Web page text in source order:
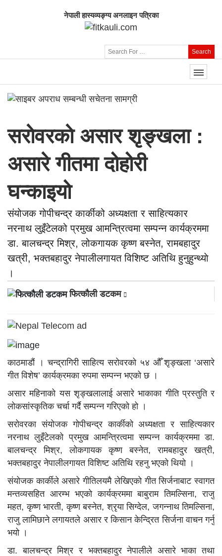
नेपाली हास्यव्यङ्ग्य अनलाइन पत्रिका
Search
सराेवरकाे असार शृङ्खला :
असारे गीतमा दोहोरी
घन्काइयो
संयोजक गोपीचन्द्र कार्कीको अध्यक्षता र साहित्यकार
नरनाथ लुइँटेलको प्रमुख आमन्त्रित्वमा सम्पन्न कार्यक्रममा
डा. बालचन्द्र मिश्र, लोकगायक कृष्ण बस्नेत, रामबहादुर
खत्री, भक्तबहादुर नेपालीलगायत विशिष्ट अतिथि हुनुहुन्थ्याे
।
फित्काैली डटकम
काठमाडौं । चन्द्रागिरी साहित्य सरोवरको ५४ औँ शृङ्खला ‘असारे
गीत विशेष’ कार्यक्रमका रुपमा सम्पन्न भएको छ ।
असार महिनाको यस शृङ्खलालाई असारे भाकाका गीति प्रस्तुति र
लोकसांस्कृतिक चर्चा गर्दै सम्पन्न गरिएको हो ।
सरोवरका संयोजक गोपीचन्द्र कार्कीको अध्यक्षता र साहित्यकार
नरनाथ लुइँटेलको प्रमुख आमन्त्रित्वमा सम्पन्न कार्यक्रममा डा.
बालचन्द्र मिश्र, लोकगायक कृष्ण बस्नेत, रामबहादुर खत्री,
भक्तबहादुर नेपालीलगायत विशिष्ट अतिथि रहनु भएको थियो ।
संयोजक कार्कीले असारे गीतिलयमै लेखिएको गीत सिर्जनाबाट स्वागत
मन्तव्यसहित आरम्भ भएको कार्यक्रममा बाबुराम तिमल्सिना, राजु
महत, कृष्ण भारती, कृष्ण बस्नेत, श्रृया सिग्देल, जगन्नाथ तिमल्सिना,
राजु लामिछाने लगायतले असार र किसान केन्द्रित सिर्जना वाचन गर्नु
भयो ।
डा. बालचन्द्र मिश्र र भक्तबहादुर नेपालीले असारे भाका तथा